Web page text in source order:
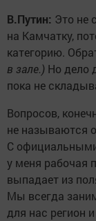
В.Путин: Это не
на Камчатку,
категорию.
в зале.) Но дело
пока не
Вопросов,
не называются
С
у меня рабочая
выпадает из
Мы всегда
для нас регион